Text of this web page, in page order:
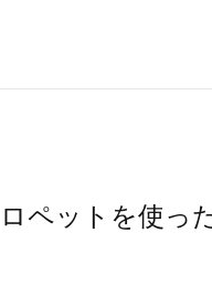
ペットを使っ